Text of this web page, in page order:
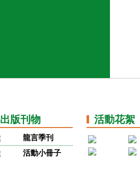
出版刊物
龍言季刊
活動小冊子
活動花絮